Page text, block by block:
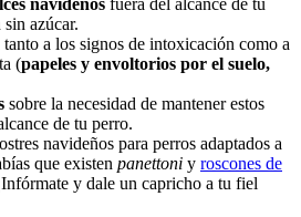
navideños fuera del alcance de tu
azúcar.
a los signos de intoxicación como a
(papeles y envoltorios por el suelo,
sobre la necesidad de mantener estos
de tu perro.
navideños para perros adaptados a
que existen panettoni y roscones de
y dale un capricho a tu fiel